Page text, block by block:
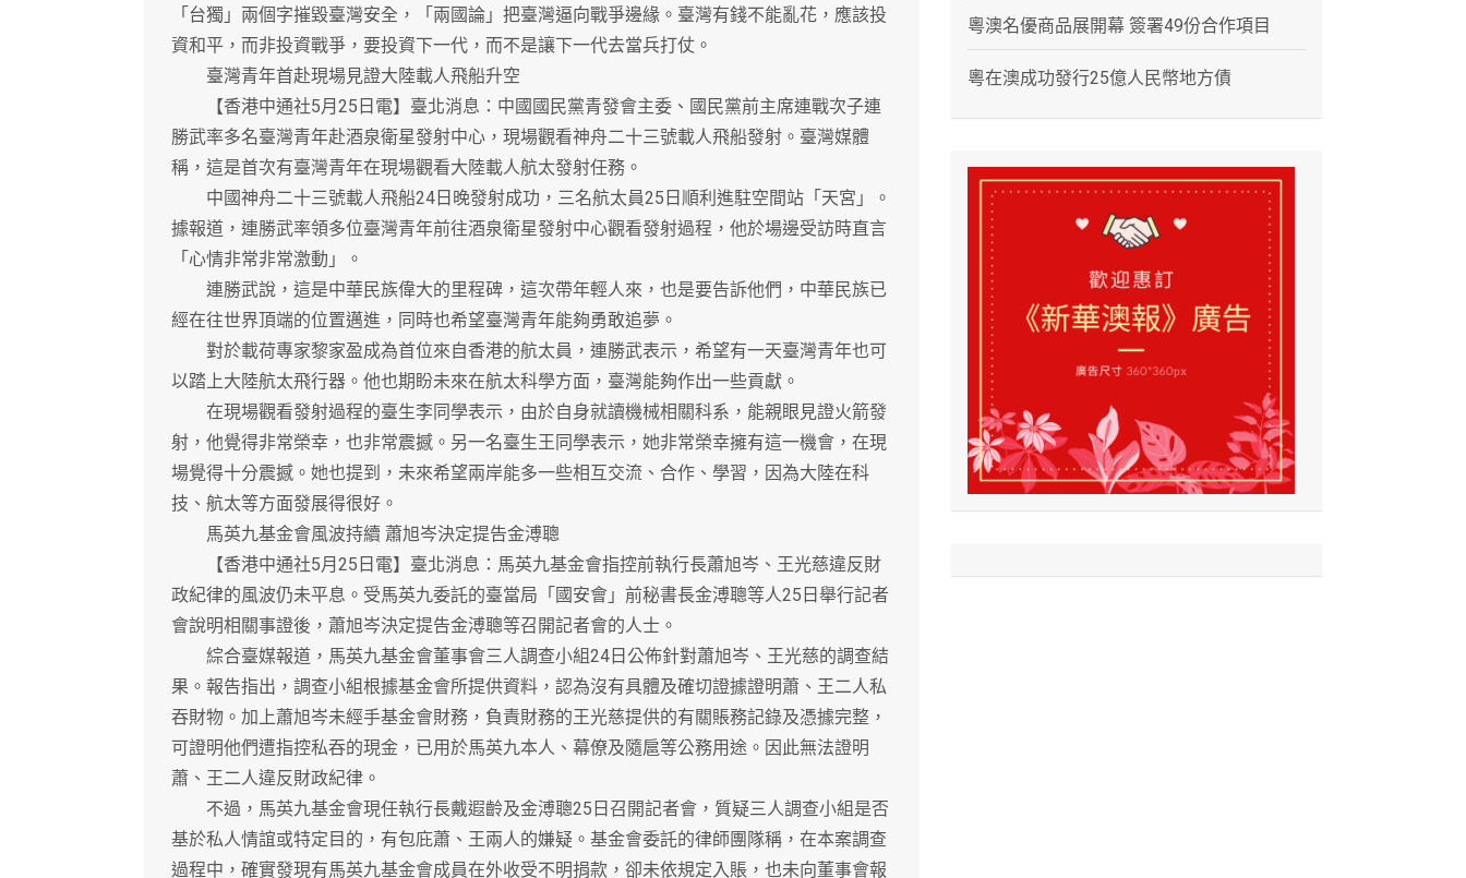
「台獨」兩個字摧毀臺灣安全，「兩國論」把臺灣逼向戰爭邊緣。臺灣有錢不能亂花，應該投
資和平，而非投資戰爭，要投資下一代，而不是讓下一代去當兵打仗。
臺灣青年首赴現場見證大陸載人飛船升空
【香港中通社5月25日電】臺北消息：中國國民黨青發會主委、國民黨前主席連戰次子連
勝武率多名臺灣青年赴酒泉衛星發射中心，現場觀看神舟二十三號載人飛船發射。臺灣媒體
稱，這是首次有臺灣青年在現場觀看大陸載人航太發射任務。
中國神舟二十三號載人飛船24日晚發射成功，三名航太員25日順利進駐空間站「天宮」。
據報道，連勝武率領多位臺灣青年前往酒泉衛星發射中心觀看發射過程，他於場邊受訪時直言
「心情非常非常激動」。
連勝武說，這是中華民族偉大的里程碑，這次帶年輕人來，也是要告訴他們，中華民族已
經在往世界頂端的位置邁進，同時也希望臺灣青年能夠勇敢追夢。
對於載荷專家黎家盈成為首位來自香港的航太員，連勝武表示，希望有一天臺灣青年也可
以踏上大陸航太飛行器。他也期盼未來在航太科學方面，臺灣能夠作出一些貢獻。
在現場觀看發射過程的臺生李同學表示，由於自身就讀機械相關科系，能親眼見證火箭發
射，他覺得非常榮幸，也非常震撼。另一名臺生王同學表示，她非常榮幸擁有這一機會，在現
場覺得十分震撼。她也提到，未來希望兩岸能多一些相互交流、合作、學習，因為大陸在科
技、航太等方面發展得很好。
馬英九基金會風波持續 蕭旭岑決定提告金溥聰
【香港中通社5月25日電】臺北消息：馬英九基金會指控前執行長蕭旭岑、王光慈違反財
政紀律的風波仍未平息。受馬英九委託的臺當局「國安會」前秘書長金溥聰等人25日舉行記者
會說明相關事證後，蕭旭岑決定提告金溥聰等召開記者會的人士。
綜合臺媒報道，馬英九基金會董事會三人調查小組24日公佈針對蕭旭岑、王光慈的調查結
果。報告指出，調查小組根據基金會所提供資料，認為沒有具體及確切證據證明蕭、王二人私
吞財物。加上蕭旭岑未經手基金會財務，負責財務的王光慈提供的有關賬務記錄及憑據完整，
可證明他們遭指控私吞的現金，已用於馬英九本人、幕僚及隨扈等公務用途。因此無法證明
蕭、王二人違反財政紀律。
不過，馬英九基金會現任執行長戴遐齡及金溥聰25日召開記者會，質疑三人調查小組是否
基於私人情誼或特定目的，有包庇蕭、王兩人的嫌疑。基金會委託的律師團隊稱，在本案調查
過程中，確實發現有馬英九基金會成員在外收受不明捐款，卻未依規定入賬，也未向董事會報
粵澳名優商品展開幕 簽署49份合作項目
粵在澳成功發行25億人民幣地方債